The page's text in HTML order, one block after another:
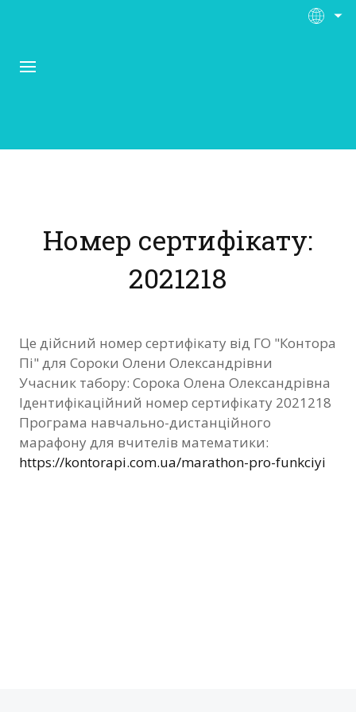
Матеріали
Нас підтримують
Фотозвіт
Видані сертифікати
Контакти
Номер сертифікату:
2021218
Це дійсний номер сертифікату від ГО "Контора
Пі" для Сороки Олени Олександрівни
Учасник табору: Сорока Олена Олександрівна
Ідентифікаційний номер сертифікату 2021218
Програма навчально-дистанційного
марафону для вчителів математики:
https://kontorapi.com.ua/marathon-pro-funkciyi